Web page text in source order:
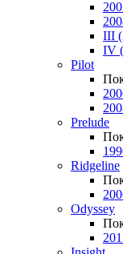
III
IV
Pilot
Prelude
Ridgeline
Odyssey